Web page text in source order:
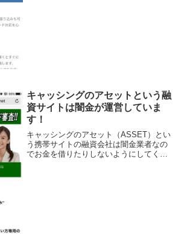
キャッシングのアセットという融
資サイトは闇金が運営していま
す！
キャッシングのアセット（ASSET）とい
う携帯サイトの融資会社は闇金業者なの
でお金を借りたりしないようにしてくだ